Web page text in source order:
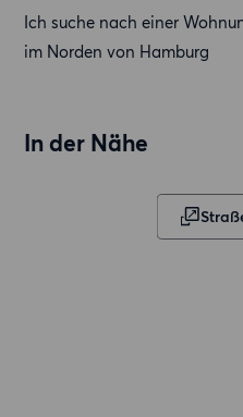
Ich suche nach einer
im Norden von Hamburg
In der Nähe